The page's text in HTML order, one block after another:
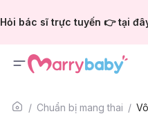
Hỏi bác sĩ trực tuyến 👉 tại
Chuẩn bị mang thai